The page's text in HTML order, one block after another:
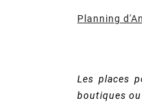
Planning
Les places
boutiques